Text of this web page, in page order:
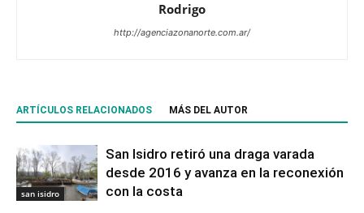
Rodrigo
http://agenciazonanorte.com.ar/
ARTÍCULOS RELACIONADOS MÁS DEL AUTOR
san isidro
San Isidro retiró una draga varada
desde 2016 y avanza en la reconexión
con la costa